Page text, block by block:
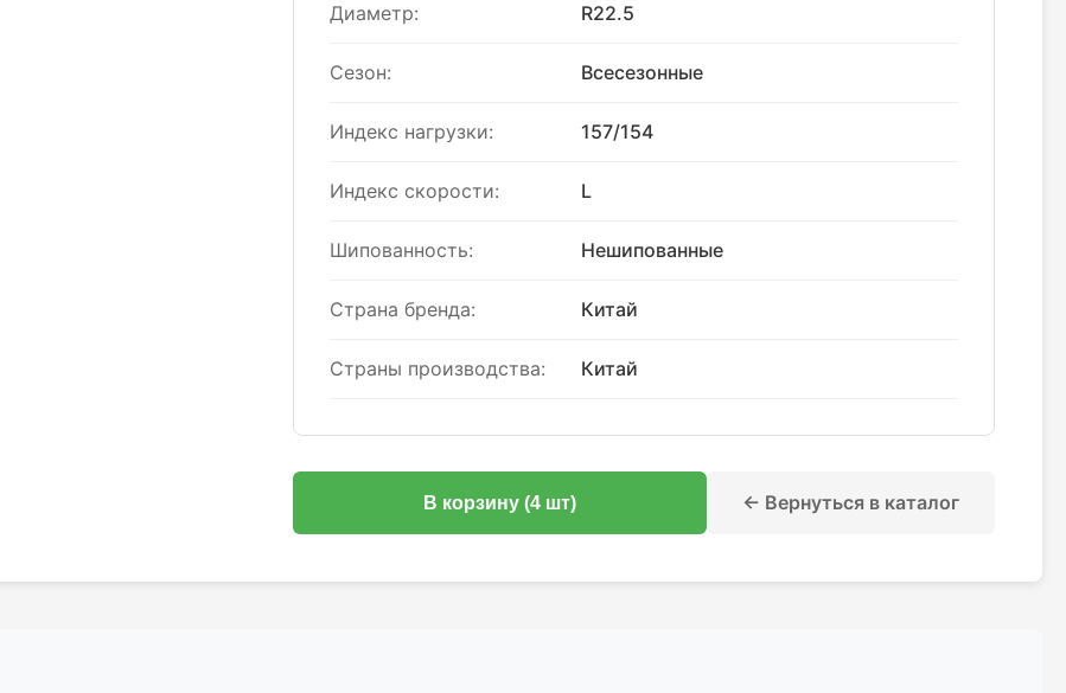
Диаметр: R22.5
Сезон: Всесезонные
Индекс нагрузки: 157/154
Индекс скорости: L
Шипованность: Нешипованные
Страна бренда: Китай
Страны производства: Китай
В корзину (4 шт) ← Вернуться в каталог